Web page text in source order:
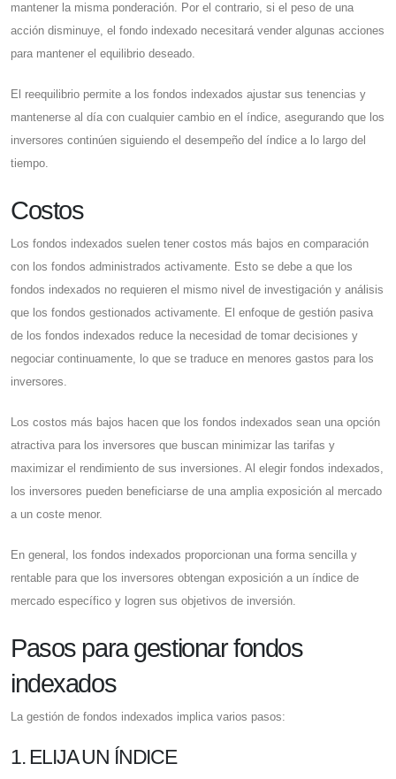
mantener la misma ponderación. Por el contrario, si el peso de una
acción disminuye, el fondo indexado necesitará vender algunas acciones
para mantener el equilibrio deseado.
El reequilibrio permite a los fondos indexados ajustar sus tenencias y
mantenerse al día con cualquier cambio en el índice, asegurando que los
inversores continúen siguiendo el desempeño del índice a lo largo del
tiempo.
Costos
Los fondos indexados suelen tener costos más bajos en comparación
con los fondos administrados activamente. Esto se debe a que los
fondos indexados no requieren el mismo nivel de investigación y análisis
que los fondos gestionados activamente. El enfoque de gestión pasiva
de los fondos indexados reduce la necesidad de tomar decisiones y
negociar continuamente, lo que se traduce en menores gastos para los
inversores.
Los costos más bajos hacen que los fondos indexados sean una opción
atractiva para los inversores que buscan minimizar las tarifas y
maximizar el rendimiento de sus inversiones. Al elegir fondos indexados,
los inversores pueden beneficiarse de una amplia exposición al mercado
a un coste menor.
En general, los fondos indexados proporcionan una forma sencilla y
rentable para que los inversores obtengan exposición a un índice de
mercado específico y logren sus objetivos de inversión.
Pasos para gestionar fondos
indexados
La gestión de fondos indexados implica varios pasos:
1. ELIJA UN ÍNDICE